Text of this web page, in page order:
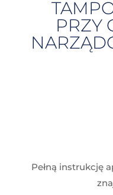
PRZY
Pełną instrukcję